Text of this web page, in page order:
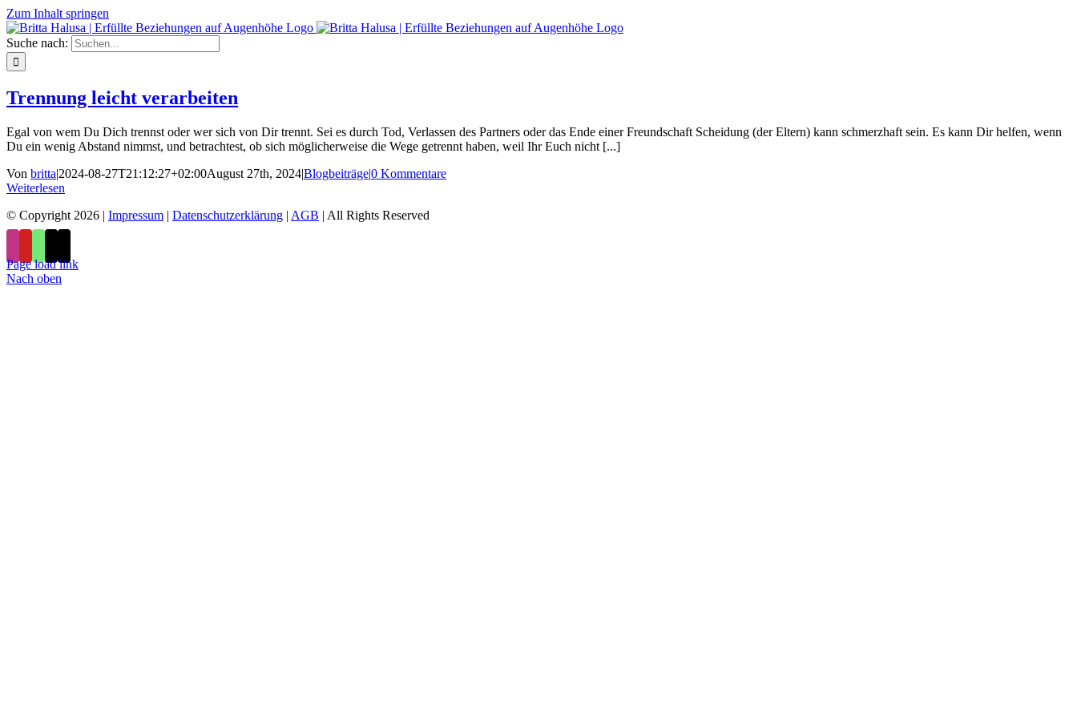
Zum Inhalt springen
Suche nach:
Trennung leicht verarbeiten
Egal von wem Du Dich trennst oder wer sich von Dir trennt. Sei es durch Tod, Verlassen des Partners oder das Ende einer Freundschaft Scheidung (der Eltern) kann schmerzhaft sein. Es kann Dir helfen, wenn
Du ein wenig Abstand nimmst, und betrachtest, ob sich möglicherweise die Wege getrennt haben, weil Ihr Euch nicht [...]
Von britta|2024-08-27T21:12:27+02:00August 27th, 2024|Blogbeiträge|0 Kommentare
Weiterlesen
© Copyright 2026 | Impressum | Datenschutzerklärung | AGB | All Rights Reserved
Page load link
Nach oben